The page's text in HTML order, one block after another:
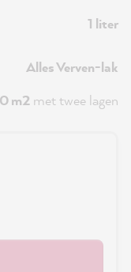
1 liter
Alles Verven-lak
m2 met twee lagen